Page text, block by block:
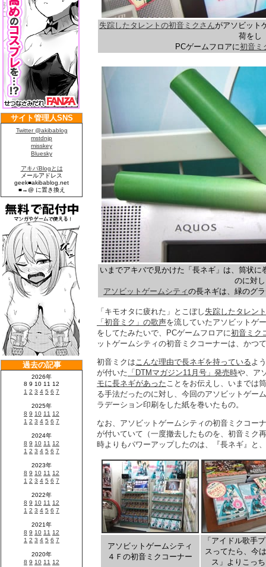
失踪したタレントの初音ミクさんがアソビット
荷をし
PCゲームフロアに初音ミ
いまでアキバで見かけた「長ネギ」は、筒状に
のに対し
アソビットゲームシティの長ネギは、緑のグ
「キモオタに疲れた」とこぼし 失踪したタレン
「初音ミク」の歌声を流していたアソビットゲ
をしてたみたいで、PCゲームフロアに初音ミク
ットゲームシティの初音ミクコーナーは、かつ
初音ミクはこんな理由で長ネギを持っているよ
が付いた 「DTMマガジン11月号」発売時や、ア
モに長ネギがあったことをお伝えし、いまでは
る手法だったのに対し、今回のアソビットゲー
ラデーション印刷をした紙を巻いたもの。
なお、アソビットゲームシティの初音ミクコー
が付いていて（一度撤去したものを、初音ミク
時よりもパワーアップしたのは、『長ネギ』と
アソビットゲームシティ
４Ｆの初音ミクコーナー
「アイドル歌手
スってたら、今
ス」よりこっ